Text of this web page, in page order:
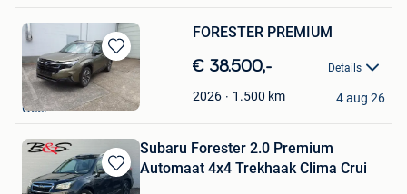
Bewaren
in
Mijn
Favorieten
FORESTER PREMIUM
€ 38.500,- Details
2026 1.500 km
Garage Carpentier
Geel
4 aug 26
Bewaren
Subaru Forester 2.0 Premium
Automaat 4x4 Trekhaak Clima Crui